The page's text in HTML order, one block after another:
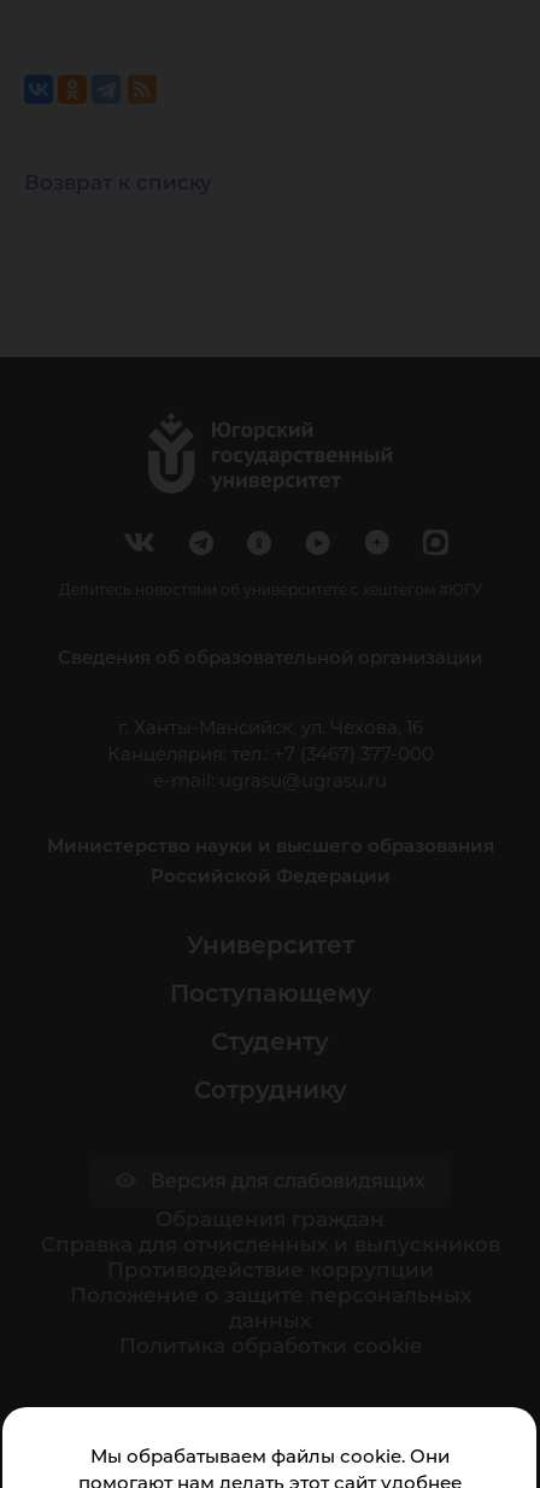
Мы обрабатываем файлы cookie. Они
помогают нам делать этот сайт удобнее
Возврат к списку
Делитесь новостями об университете с хештегом #ЮГУ
Сведения об образовательной организации
г. Ханты-Мансийск, ул. Чехова, 16
Канцелярия: тел.: +7 (3467) 377-000
e-mail:
ugrasu@ugrasu.ru
Министерство науки и высшего образования
Российской Федерации
Университет
Поступающему
Студенту
Сотруднику
организации: